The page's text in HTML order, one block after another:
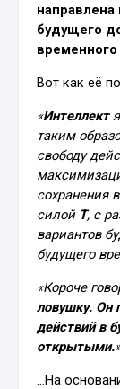
будущего
Вот как её
«Интеллект
таким
свободу
сохранения
силой Т, с
вариантов
будущего
«Короче
ловушку. Он
действий в
открытыми.
…На